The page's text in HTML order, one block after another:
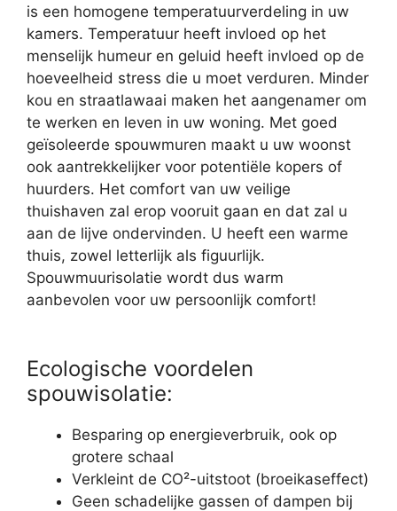
is een homogene temperatuurverdeling in uw
kamers. Temperatuur heeft invloed op het
menselijk humeur en geluid heeft invloed op de
hoeveelheid stress die u moet verduren. Minder
kou en straatlawaai maken het aangenamer om
te werken en leven in uw woning. Met goed
geïsoleerde spouwmuren maakt u uw woonst
ook aantrekkelijker voor potentiële kopers of
huurders. Het comfort van uw veilige
thuishaven zal erop vooruit gaan en dat zal u
aan de lijve ondervinden. U heeft een warme
thuis, zowel letterlijk als figuurlijk.
Spouwmuurisolatie wordt dus warm
aanbevolen voor uw persoonlijk comfort!
Ecologische voordelen
spouwisolatie:
Besparing op energieverbruik, ook op
grotere schaal
Verkleint de CO²-uitstoot (broeikaseffect)
Geen schadelijke gassen of dampen bij